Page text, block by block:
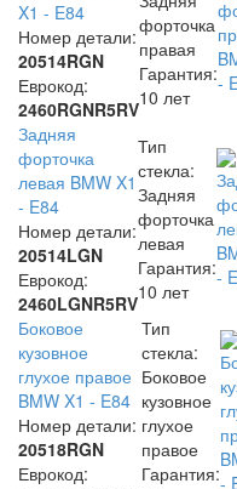
X1 - E84
Номер детали:
20514RGN
Еврокод:
2460RGNR5RV
форточка
правая
Гарантия:
10 лет
Задняя
форточка
левая BMW X1
- E84
Номер детали:
20514LGN
Еврокод:
2460LGNR5RV
Тип
стекла:
Задняя
форточка
левая
Гарантия:
10 лет
Боковое
кузовное
глухое правое
BMW X1 - E84
Номер детали:
20518RGN
Еврокод:
Тип
стекла:
Боковое
кузовное
глухое
правое
Гарантия: